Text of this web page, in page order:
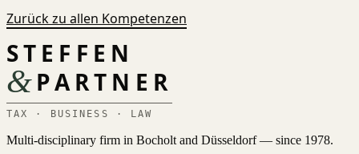
Zurück zu allen Kompetenzen
STEFFEN
&PARTNER
TAX · BUSINESS · LAW
Multi-disciplinary firm in Bocholt and Düsseldorf — since 1978.